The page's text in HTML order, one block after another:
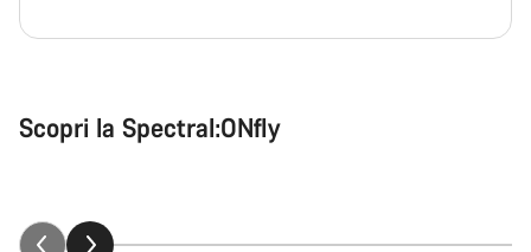
Scopri la Spectral:ONfly
Spectral:ONfly